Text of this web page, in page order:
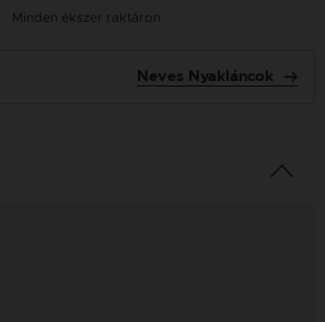
Minden ékszer raktáron
Neves Nyakláncok